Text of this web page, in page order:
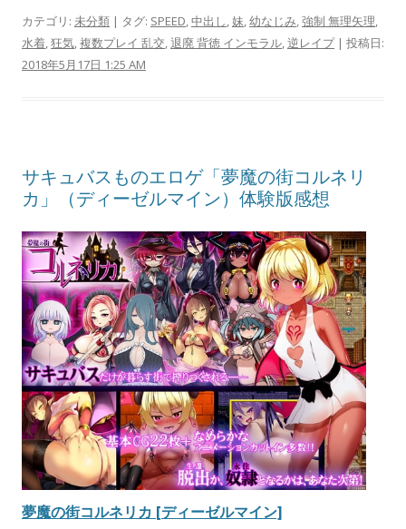
カテゴリ: 未分類 | タグ: SPEED,中出し,妹,幼なじみ,強制 無理矢理,
水着,狂気,複数プレイ 乱交,退廃 背徳 インモラル,逆レイプ| 投稿日:
2018年5月17日 1:25 AM
サキュバスものエロゲ「夢魔の街コルネリ
カ」（ディーゼルマイン）体験版感想
夢魔の街コルネリカ [ディーゼルマイン]